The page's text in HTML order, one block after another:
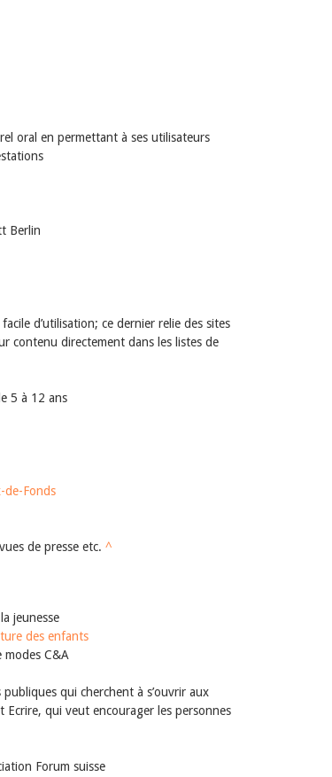
oral en permettant à ses utilisateurs
Berlin
d’utilisation; ce dernier relie des sites
contenu directement dans les listes de
5 à 12 ans
de-Fonds
de presse etc. ^
jeunesse
des enfants
C&A
qui cherchent à s’ouvrir aux
Ecrire, qui veut encourager les personnes
Forum suisse